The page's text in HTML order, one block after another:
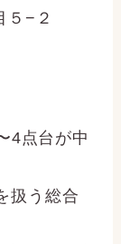
５−２
4点台が中
扱う総合